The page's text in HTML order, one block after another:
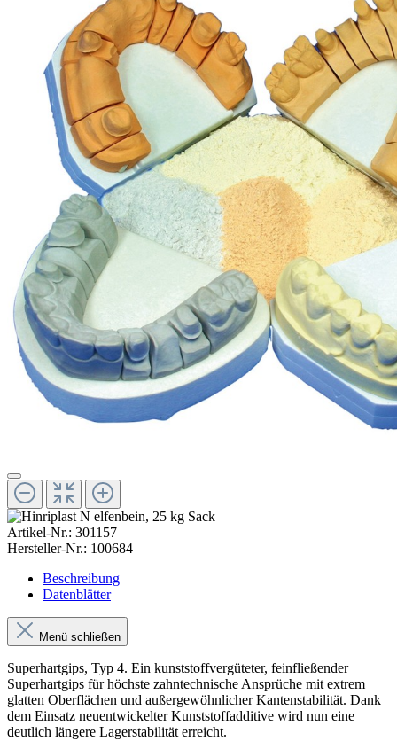
Artikel-Nr.: 301157
Hersteller-Nr.: 100684
Beschreibung
Datenblätter
Menü schließen
Superhartgips, Typ 4. Ein kunststoffvergüteter, feinfließender
Superhartgips für höchste zahntechnische Ansprüche mit extrem
glatten Oberflächen und außergewöhnlicher Kantenstabilität. Dank
dem Einsatz neuentwickelter Kunststoffadditive wird nun eine
deutlich längere Lagerstabilität erreicht.